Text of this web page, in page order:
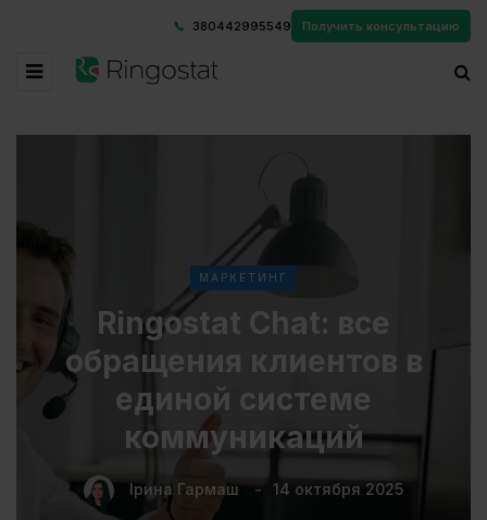
380442995549 Получить консультацию
МАРКЕТИНГ
Ringostat Chat: все
обращения клиентов в
единой системе
коммуникаций
Ірина Гармаш 14 октября 2025